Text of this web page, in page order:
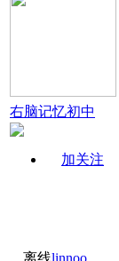
右脑记忆初中
加关注
离线linnoo